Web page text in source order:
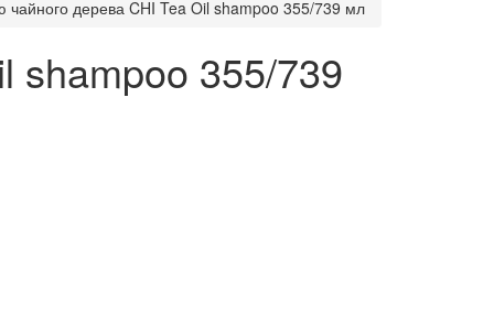
чайного дерева CHI Tea Oil shampoo 355/739 мл
shampoo 355/739